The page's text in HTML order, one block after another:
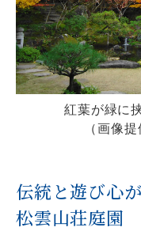
紅葉が緑に
（画像
伝統と遊び心
松雲山荘庭園